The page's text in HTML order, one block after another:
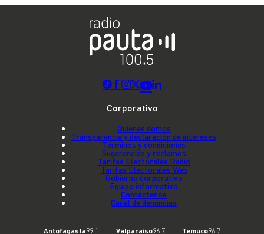
Corporativo
Quienes somos
Transparencia y declaración de intereses
Términos y condiciones
Sugerencias y reclamos
Tarifas Electorales Radio
Tarifas Electorales Web
Gobierno corporativo
Equipo informativo
Contáctenos
Canal de denuncias
Antofagasta99.1 Valparaíso96.7 Temuco96.7